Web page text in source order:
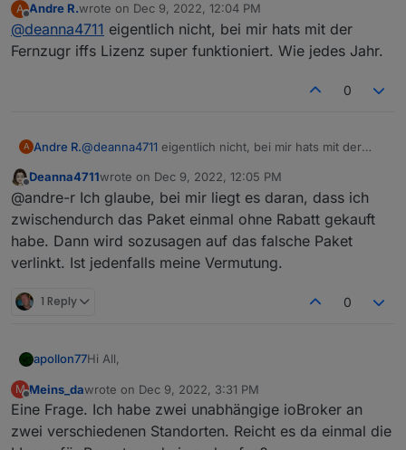
der Rabatt nicht angerechnet wird, wenn ich auf
"Nachbestellen" gehe?
Oder habe ich einen Denkfehler?
A
Offline
Andre R.wrote on Dec 9, 2022, 12:04 PM
last edited by
@deanna4711 eigentlich nicht, bei mir hats mit der
Fernzugr iffs Lizenz super funktioniert. Wie jedes Jahr.
0
A Andre R.@deanna4711 eigentlich nicht, bei mir hats mit der
Jahr.
Offline
Deanna4711wrote on Dec 9, 2022, 12:05 PM
last edited by
@andre-r Ich glaube, bei mir liegt es daran, dass ich
zwischendurch das Paket einmal ohne Rabatt gekauft
habe. Dann wird sozusagen auf das falsche Paket
verlinkt. Ist jedenfalls meine Vermutung.
1 Reply 0
apollon77Hi All,
wie bereits in
https://forum.iobroker.net/topic/60822/cloud-vis-
offline-weihnachtsangebot-2022angekündigt, wird
es ab dem 9.12.2022 ca. 12:00 Uhr bis zum
Diese sind wieder wie folgt rabattiert:
M
Offline
Meins_dawrote on Dec 9, 2022, 3:31 PM
last edited by
Eine Frage. Ich habe zwei unabhängige ioBroker an
zwei verschiedenen Standorten. Reicht es da einmal die